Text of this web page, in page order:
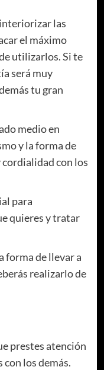
las
el máximo
utilizarlos. Si te
será muy
tu gran
medio en
y la forma de
con los
para
quieres y tratar
forma de llevar a
realizarlo de
prestes atención
con los demás.